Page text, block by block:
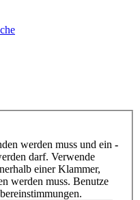
werden muss und ein -
darf. Verwende
einer Klammer,
werden muss. Benutze